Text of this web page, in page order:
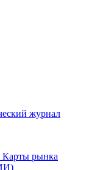
журнал